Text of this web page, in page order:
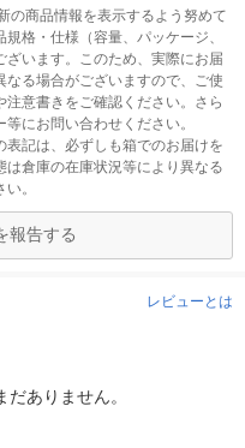
の商品情報を表示するよう努めて
格・仕様（容量、パッケージ、
ざいます。このため、実際にお届
る場合がございますので、ご使
意書きをご確認ください。さら
にお問い合わせください。
表記は、必ずしも箱でのお届けを
倉庫の在庫状況等により異なる
。
報告する
レビューとは
ありません。